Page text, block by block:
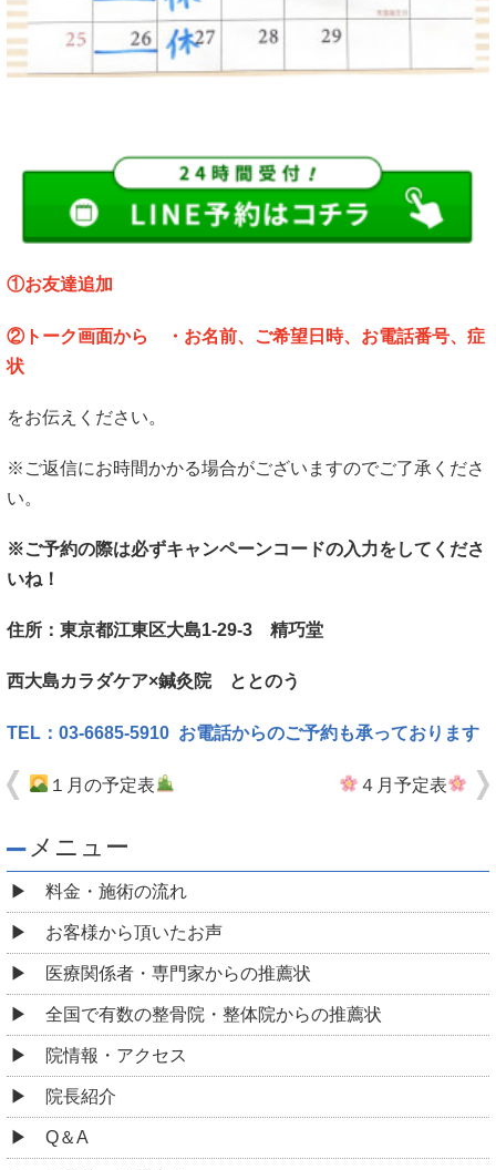
①お友達追加
②トーク画面から ・お名前、ご希望日時、お電話番号、症
状
をお伝えください。
※ご返信にお時間かかる場合がございますのでご了承くださ
い。
※ご予約の際は必ずキャンペーンコードの入力をしてくださ
いね！
住所：東京都江東区大島1-29-3 精巧堂
西大島カラダケア×鍼灸院 ととのう
TEL：03-6685-5910 お電話からのご予約も承っております
１月の予定表 ４月予定表
メニュー
料金・施術の流れ
お客様から頂いたお声
医療関係者・専門家からの推薦状
全国で有数の整骨院・整体院からの推薦状
院情報・アクセス
院長紹介
Q＆A